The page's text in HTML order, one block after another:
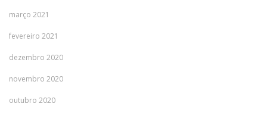
março 2021
fevereiro 2021
dezembro 2020
novembro 2020
outubro 2020